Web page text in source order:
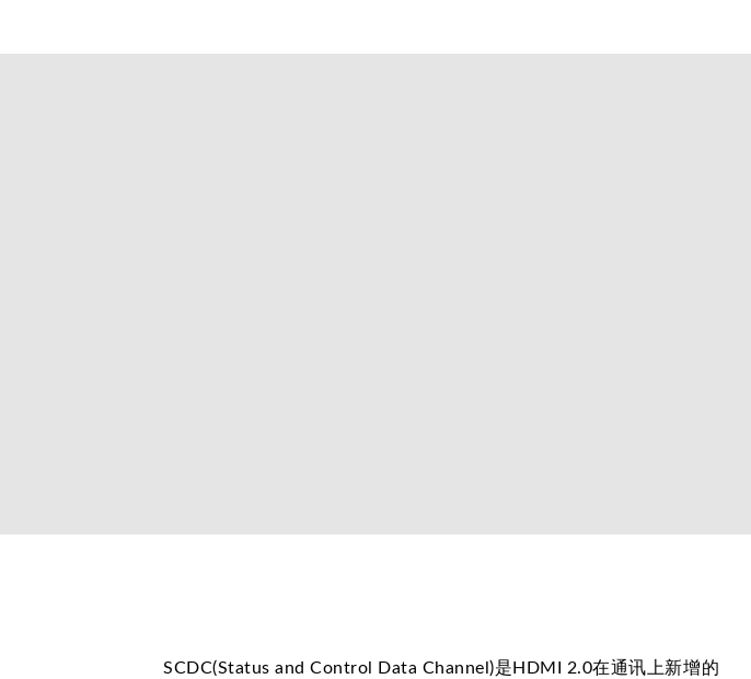
SCDC(Status and Control Data Channel)是HDMI 2.0在通讯上新增的